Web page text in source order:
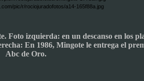
Foto izquierda: en un descanso en los
En 1986, Mingote le entrega el
Abc de Oro.